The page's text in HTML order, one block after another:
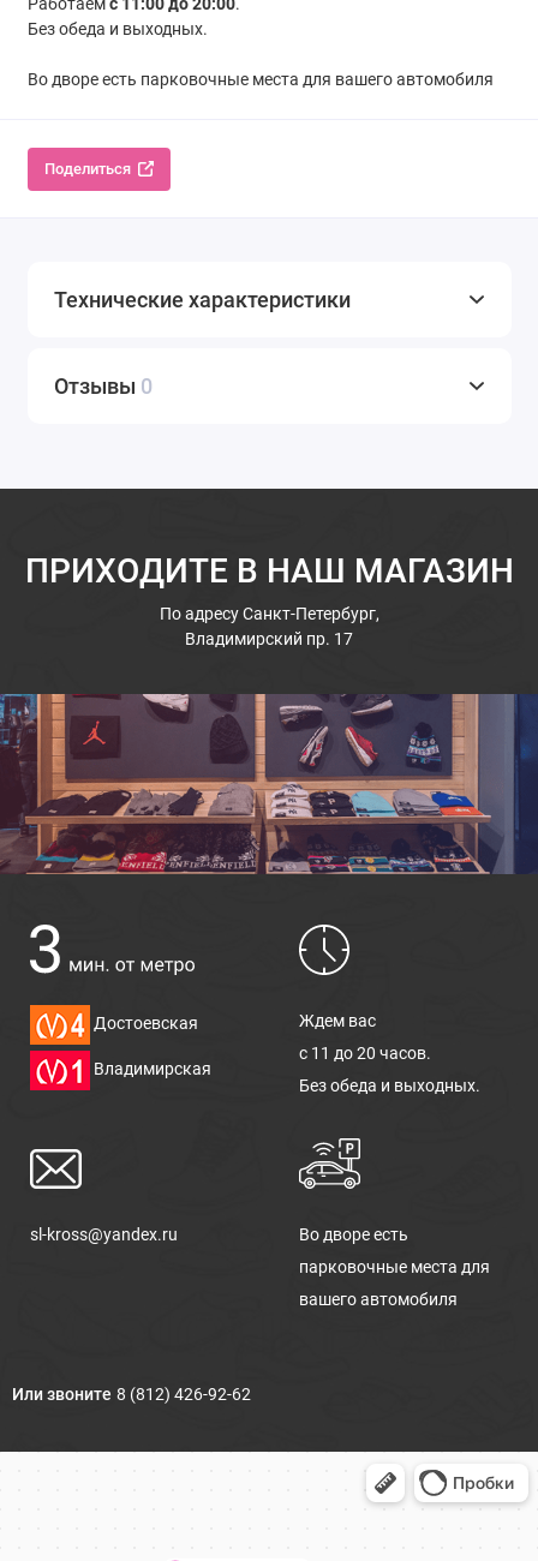
Без обеда и выходных.
Во дворе есть парковочные места для вашего автомобиля
Поделиться
Технические характеристики
Отзывы 0
ПРИХОДИТЕ В НАШ МАГАЗИН
По адресуСанкт-Петербург,
Владимирский пр. 17
Достоевская
Владимирская
Ждем вас
с 11 до 20 часов.
Без обеда и выходных.
sl-kross@yandex.ru
Во дворе есть
парковочные места для
вашего автомобиля
Или звоните 8 (812) 426-92-62